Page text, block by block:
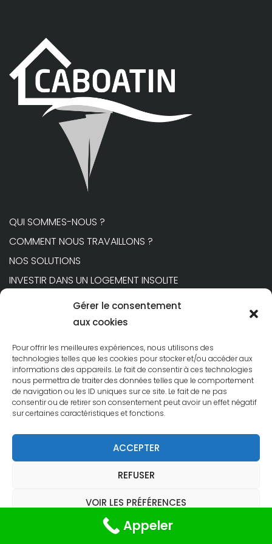
Gérer le consentement
aux cookies
Pour offrir les meilleures expériences, nous utilisons des
technologies telles que les cookies pour stocker et/ou accéder aux
informations des appareils. Le fait de consentir à ces technologies
nous permettra de traiter des données telles que le comportement
de navigation ou les ID uniques sur ce site. Le fait de ne pas
consentir ou de retirer son consentement peut avoir un effet négatif
sur certaines caractéristiques et fonctions.
ACCEPTER
REFUSER
VOIR LES PRÉFÉRENCES
Politique de cookies
QUI SOMMES-NOUS ?
COMMENT NOUS TRAVAILLONS ?
NOS SOLUTIONS
INVESTIR DANS UN LOGEMENT INSOLITE
CONTACT
MENTIONS LÉGALES
POLITIQUE DE COOKIES (UE)
Appeler